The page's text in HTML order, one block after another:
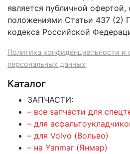
является публичной
положениями Статьи 437 (2)
кодекса Российской
Политика конфиденциальности и
персональных данных
Каталог
ЗАПЧАСТИ:
– все запчасти для
– для
– для Volvo (Вольво)
– на Yanmar (Янмар)